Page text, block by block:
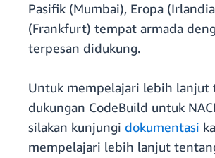
Pasifik (Mumbai), Eropa
(Frankfurt) tempat armada
terpesan didukung.
Untuk mempelajari lebih lanjut
dukungan CodeBuild untuk
silakan kunjungi dokumentasi
mempelajari lebih lanjut